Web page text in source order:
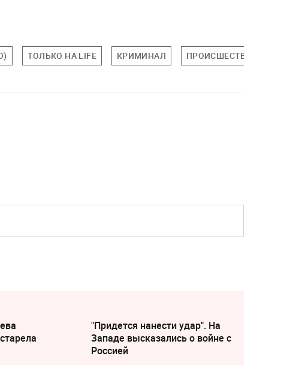
ТОЛЬКО НА LIFE КРИМИНАЛ ПРОИСШЕСТВИЯ
"Придется нанести удар". На
Западе высказались о войне с
Россией